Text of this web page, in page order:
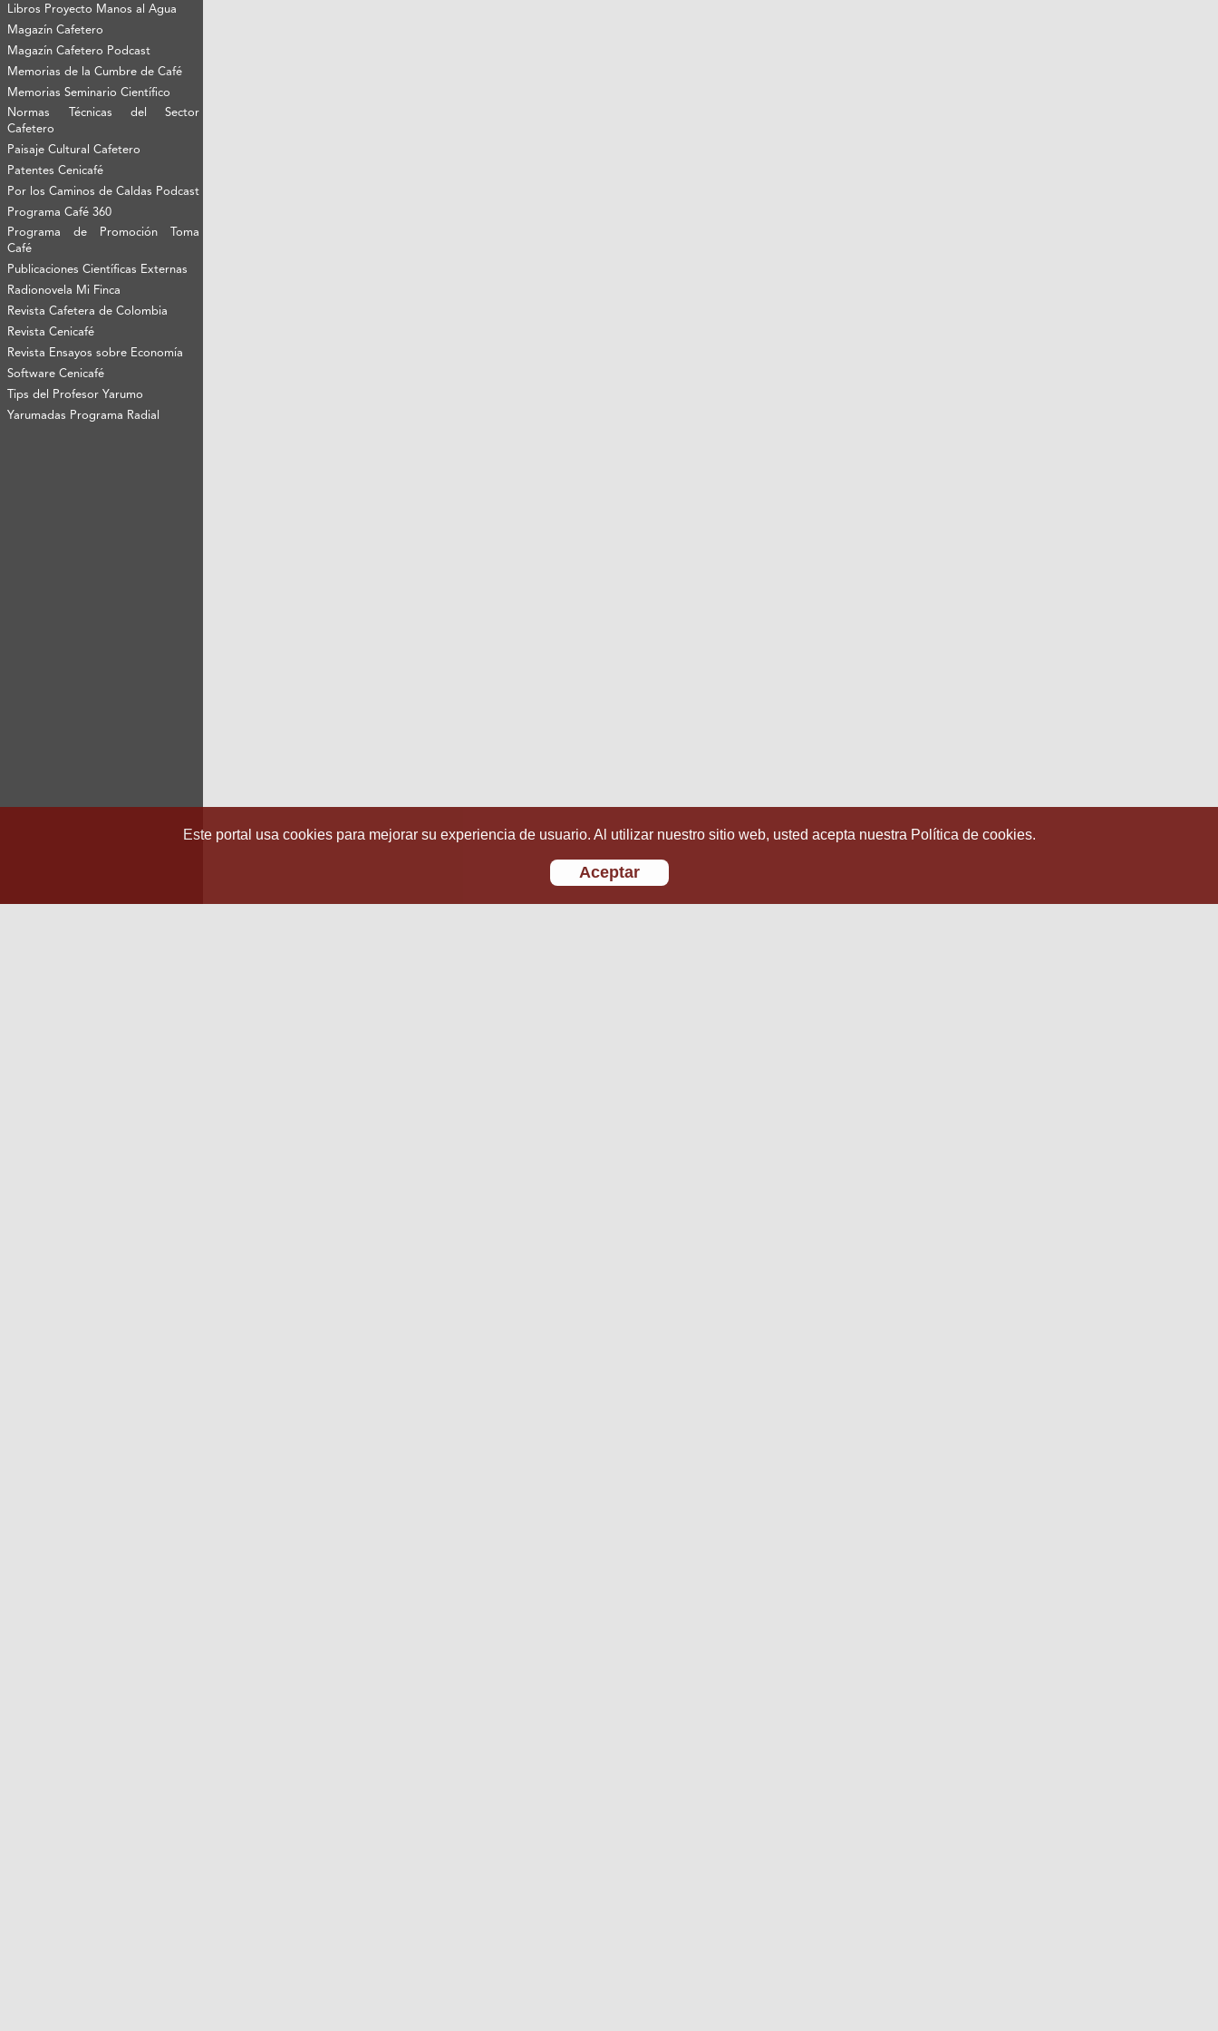
Libros Proyecto Manos al Agua
Magazín Cafetero
Magazín Cafetero Podcast
Memorias de la Cumbre de Café
Memorias Seminario Científico
Normas Técnicas del Sector
Cafetero
Paisaje Cultural Cafetero
Patentes Cenicafé
Por los Caminos de Caldas Podcast
Programa Café 360
Programa de Promoción Toma
Café
Publicaciones Científicas Externas
Radionovela Mi Finca
Revista Cafetera de Colombia
Revista Cenicafé
Revista Ensayos sobre Economía
Software Cenicafé
Tips del Profesor Yarumo
Yarumadas Programa Radial
Este portal usa cookies para mejorar su experiencia de usuario. Al utilizar nuestro sitio web, usted acepta nuestra Política de cookies.
Aceptar